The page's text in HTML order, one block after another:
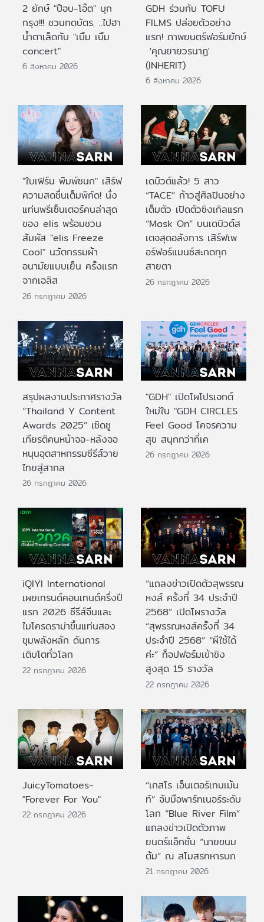
2 ยักษ์ "ป๊อบ-โอ๊ต" บุก
กรุง!!! ชวนกดบัตร. ..ไปฮา
น้ำตาเล็ดกับ "เบิ้ม เบิ้ม
concert"
6 สิงหาคม 2026
GDH ร่วมกับ TOFU
FILMS ปล่อยตัวอย่าง
แรก! ภาพยนตร์ฟอร์มยักษ์
'คุณยายวรนาฏ'
(INHERIT)
6 สิงหาคม 2026
"ใบเฟิร์น พิมพ์ชนก" เสิร์ฟ
ความสดชื่นเต็มพิกัด! นั่ง
แท่นพรีเซ็นเตอร์คนล่าสุด
ของ elis พร้อมชวน
สัมผัส "elis Freeze
Cool" นวัตกรรมผ้า
อนามัยแบบเย็น ครั้งแรก
จากเอลิส
26 กรกฎาคม 2026
เดบิวต์แล้ว! 5 สาว
“TACE” ก้าวสู่ศิลปินอย่าง
เต็มตัว เปิดตัวซิงเกิลแรก
“Mask On” บนเดบิวต์ส
เตจสุดอลังการ เสิร์ฟเพ
อร์ฟอร์แมนซ์สะกดทุก
สายตา
26 กรกฎาคม 2026
สรุปผลงานประกาศรางวัล
“Thailand Y Content
Awards 2025” เชิดชู
เกียรติคนหน้าจอ-หลังจอ
หนุนอุตสาหกรรมซีรีส์วาย
ไทยสู่สากล
26 กรกฎาคม 2026
"GDH" เปิดโผโปรเจกต์
ใหม่ใน "GDH CIRCLES
Feel Good โคจรความ
สุข สนุกกว่าที่เค
26 กรกฎาคม 2026
iQIYI International
เผยเทรนด์คอนเทนต์ครึ่งปี
แรก 2026 ซีรีส์จีนและ
ไมโครดราม่าขึ้นแท่นสอง
ขุมพลังหลัก ดันการ
เติบโตทั่วโลก
22 กรกฎาคม 2026
“แถลงข่าวเปิดตัวสุพรรณ
หงส์ ครั้งที่ 34 ประจำปี
2568” เปิดโผรางวัล
“สุพรรณหงส์ครั้งที่ 34
ประจำปี 2568” “ผีใช้ได้
ค่ะ” ท็อปฟอร์มเข้าชิง
สูงสุด 15 รางวัล
22 กรกฎาคม 2026
JuicyTomatoes-
"Forever For You"
22 กรกฎาคม 2026
“เกสโร เอ็นเตอร์เทนเม้น
ท์” จับมือพาร์ทเนอร์ระดับ
โลก “Blue River Film”
แถลงข่าวเปิดตัวภาพ
ยนตร์แอ็กชั่น “นายขนม
ต้ม” ณ สโมสรทหารบก
21 กรกฎาคม 2026